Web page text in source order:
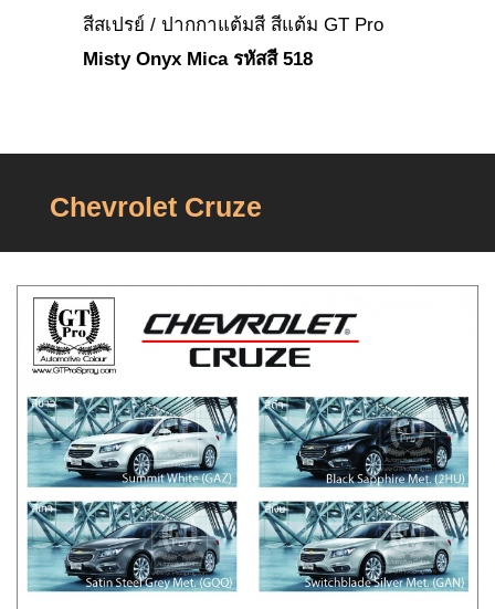
สีสเปรย์ / ปากกาแต้มสี สีแต้ม GT Pro
Misty Onyx Mica รหัสสี 518
Chevrolet Cruze